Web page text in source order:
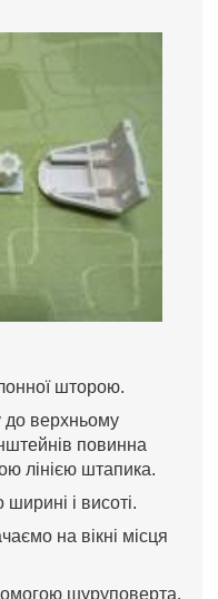
шторою.
до верхньому
повинна
лінією штапика.
і висоті.
на вікні місця
шуруповерта.